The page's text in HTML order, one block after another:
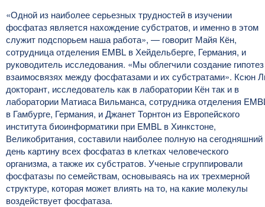
«Одной из наиболее серьезных трудностей в изучении
фосфатаз является нахождение субстратов, и именно в этом
служит подспорьем наша работа», — говорит Майя Кён,
сотрудница отделения EMBL в Хейдельберге, Германия, и
руководитель исследования. «Мы облегчили создание
взаимосвязях между фосфатазами и их субстратами». Ксюн
докторант, исследователь как в лаборатории Кён так и в
лаборатории Матиаса Вильманса, сотрудника отделения
в Гамбурге, Германия, и Джанет Торнтон из Европейского
института биоинформатики при EMBL в Хинкстоне,
Великобритания, составили наиболее полную на сегодняшний
день картину всех фосфатаз в клетках человеческого
организма, а также их субстратов. Ученые сгруппировали
фосфатазы по семействам, основываясь на их трехмерной
структуре, которая может влиять на то, на какие молекулы
воздействует фосфатаза.